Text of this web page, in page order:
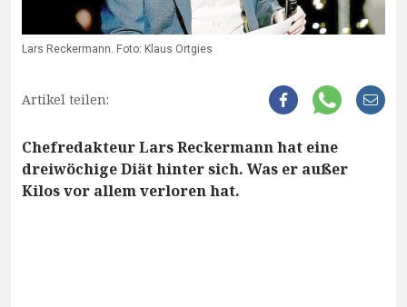
Lars Reckermann. Foto: Klaus Ortgies
Artikel teilen:
Chefredakteur Lars Reckermann hat eine
dreiwöchige Diät hinter sich. Was er außer
Kilos vor allem verloren hat.